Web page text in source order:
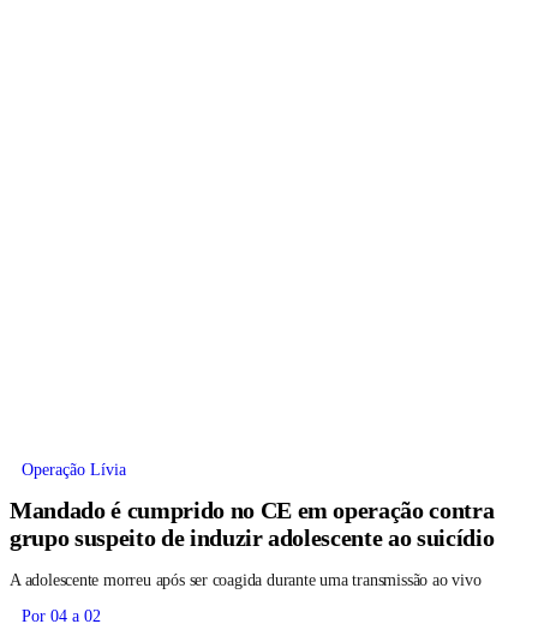
Operação Lívia
Mandado é cumprido no CE em operação contra
grupo suspeito de induzir adolescente ao suicídio
A adolescente morreu após ser coagida durante uma transmissão ao vivo
Por 04 a 02